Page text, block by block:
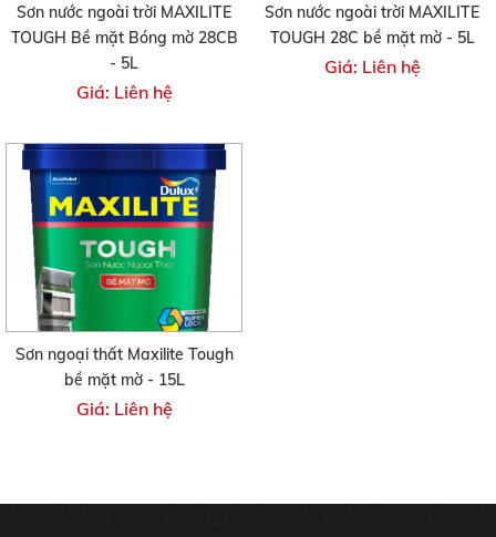
Sơn nước ngoài trời MAXILITE
TOUGH Bề mặt Bóng mờ 28CB
- 5L
Giá: Liên hệ
Sơn nước ngoài trời MAXILITE
TOUGH 28C bề mặt mờ - 5L
Giá: Liên hệ
Sơn ngoại thất Maxilite Tough
bề mặt mờ - 15L
Giá: Liên hệ